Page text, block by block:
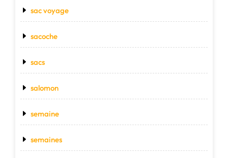
sac voyage
sacoche
sacs
salomon
semaine
semaines